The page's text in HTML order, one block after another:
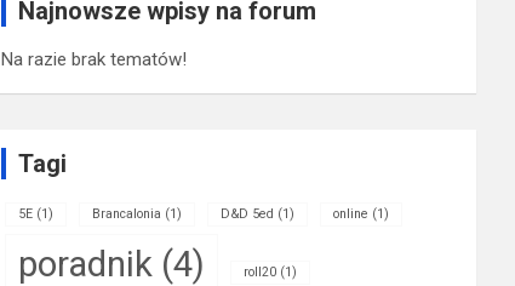
Najnowsze wpisy na forum
Na razie brak tematów!
Tagi
5E (1) Brancalonia (1) D&D 5ed (1) online (1)
poradnik (4) roll20 (1)